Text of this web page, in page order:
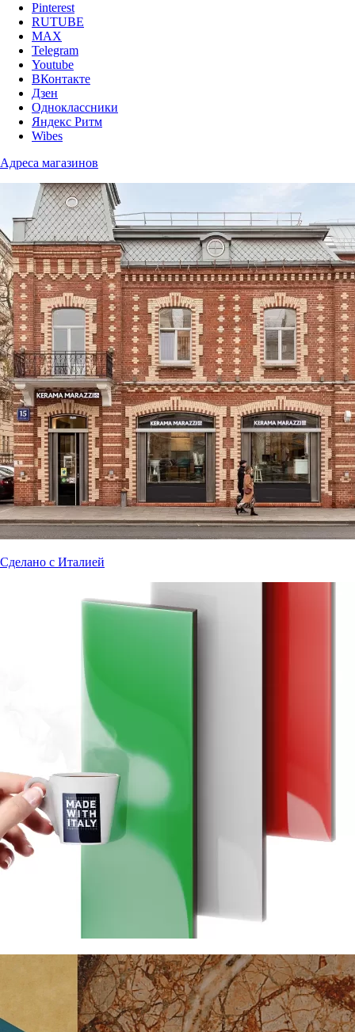
Pinterest
RUTUBE
MAX
Telegram
Youtube
ВКонтакте
Дзен
Одноклассники
Яндекс Ритм
Wibes
Адреса магазинов
Сделано с Италией